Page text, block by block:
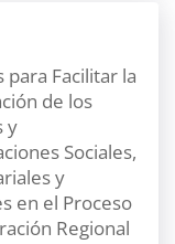
para Facilitar la
de los
y
Sociales,
y
en el Proceso
Regional